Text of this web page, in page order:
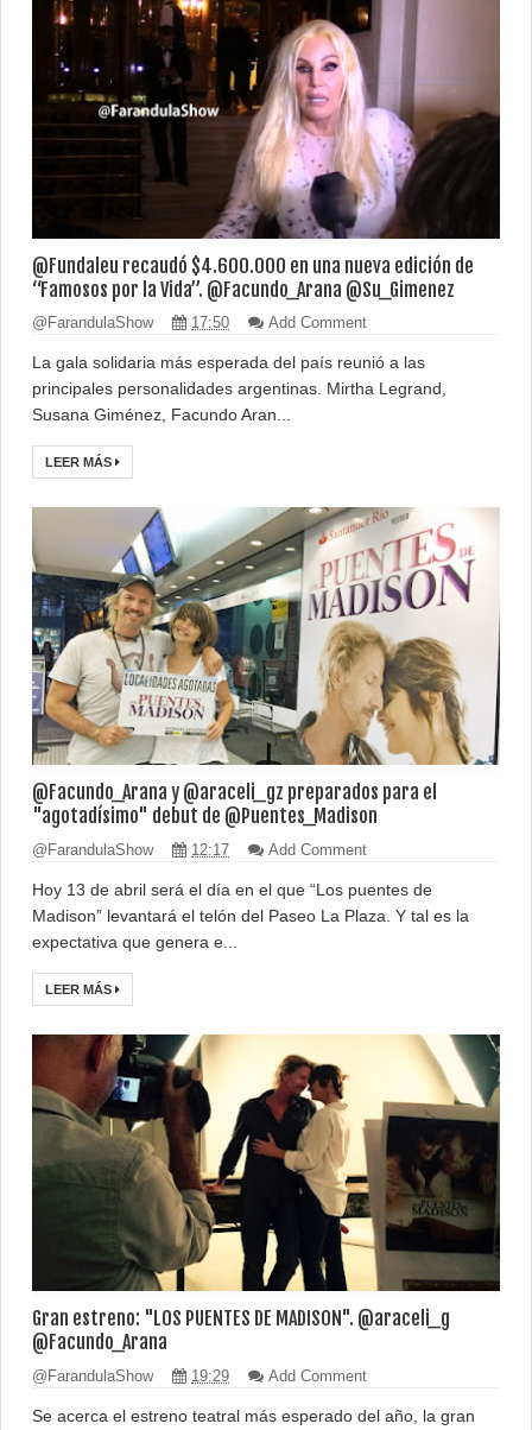
@Fundaleu recaudó $4.600.000 en una nueva edición de
“Famosos por la Vida”. @Facundo_Arana @Su_Gimenez
@FarandulaShow 17:50 Add Comment
La gala solidaria más esperada del país reunió a las
principales personalidades argentinas. Mirtha Legrand,
Susana Giménez, Facundo Aran...
LEER MÁS
@Facundo_Arana y @araceli_gz preparados para el
"agotadísimo" debut de @Puentes_Madison
@FarandulaShow 12:17 Add Comment
Hoy 13 de abril será el día en el que “Los puentes de
Madison” levantará el telón del Paseo La Plaza. Y tal es la
expectativa que genera e...
LEER MÁS
Gran estreno: "LOS PUENTES DE MADISON". @araceli_g
@Facundo_Arana
@FarandulaShow 19:29 Add Comment
Se acerca el estreno teatral más esperado del año, la gran